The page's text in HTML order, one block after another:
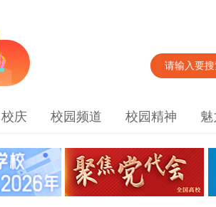
校庆 校园频道 校园精神 魅